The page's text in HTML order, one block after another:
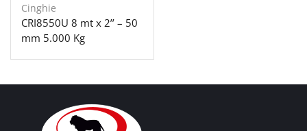
Cinghie
CRI8550U 8 mt x 2’’ – 50
mm 5.000 Kg